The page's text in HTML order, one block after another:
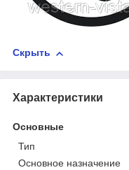
Скрыть
Характеристики
Основные
Тип
Основное назначение